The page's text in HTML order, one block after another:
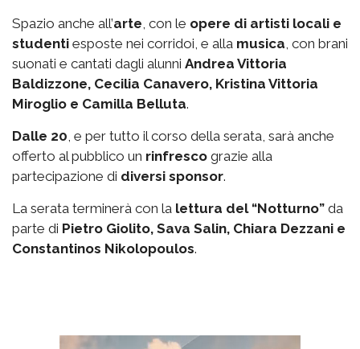
Spazio anche all’arte , con le opere di artisti locali e
studenti esposte nei corridoi, e alla musica , con brani
suonati e cantati dagli alunni Andrea Vittoria
Baldizzone, Cecilia Canavero, Kristina Vittoria
Miroglio e Camilla Belluta.
Dalle 20 , e per tutto il corso della serata, sarà anche
offerto al pubblico un rinfresco grazie alla
partecipazione di diversi sponsor.
La serata terminerà con la lettura del “Notturno” da
parte di Pietro Giolito, Sava Salin, Chiara Dezzani e
Constantinos Nikolopoulos.